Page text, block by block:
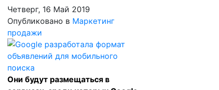
Четверг, 16 Май 2019
Опубликовано в Маркетинг
продажи
Они будут размещаться в